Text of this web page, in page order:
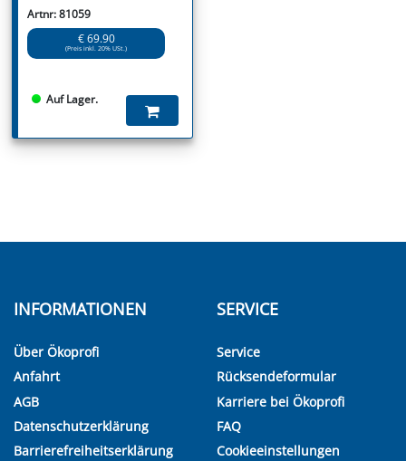
Artnr: 81059
€ 69.90
(Preis inkl. 20% USt.)
Auf Lager.
INFORMATIONEN
Über Ökoprofi
Anfahrt
AGB
Datenschutzerklärung
Barrierefreiheitserklärung
SERVICE
Service
Rücksendeformular
Karriere bei Ökoprofi
FAQ
Cookieeinstellungen